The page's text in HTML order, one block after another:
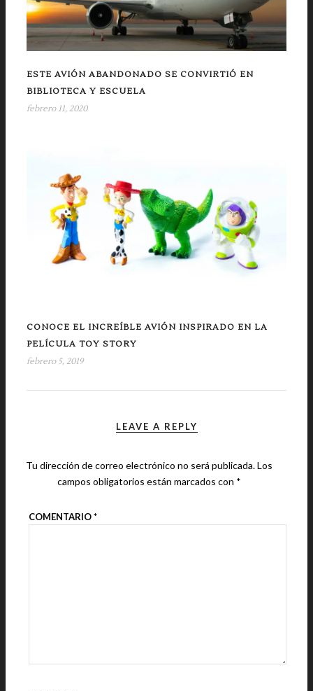
ESTE AVIÓN ABANDONADO SE CONVIRTIÓ EN
BIBLIOTECA Y ESCUELA
febrero 11, 2020
CONOCE EL INCREÍBLE AVIÓN INSPIRADO EN LA
PELÍCULA TOY STORY
febrero 5, 2019
LEAVE A REPLY
Tu dirección de correo electrónico no será publicada.Los
campos obligatorios están marcados con *
COMENTARIO*